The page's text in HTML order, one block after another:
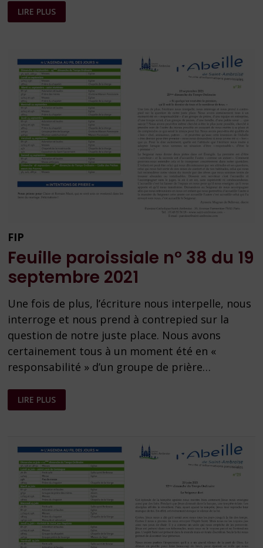
FEUILLE
PAROISSIALE
N°
OCTOBRE
2021
LIRE PLUS
FIP
Feuille paroissiale n° 38 du 19
septembre 2021
Une fois de plus, l’écriture nous interpelle, nous
interroge et nous prend à contrepied sur la
question de notre juste place. Nous avons
certainement tous à un moment été en «
responsabilité » d’un groupe de prière…
FEUILLE
PAROISSIALE
N°
2021
LIRE PLUS